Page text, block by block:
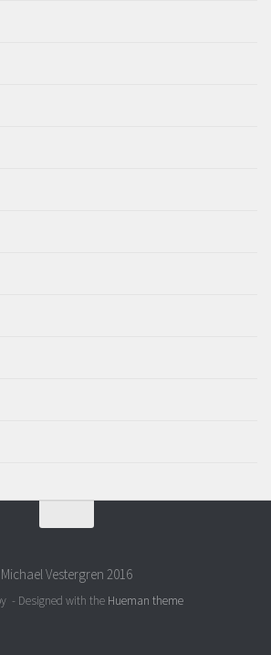
Michael Vestergren 2016
- Designed with the Hueman theme